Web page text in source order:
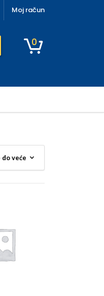
Moj račun
0